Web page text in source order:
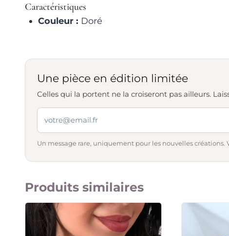
Caractéristiques
Couleur : Doré
Une pièce en édition limitée
Celles qui la portent ne la croiseront pas ailleurs.
Un message rare, uniquement pour les nouvelles créations.
Produits similaires